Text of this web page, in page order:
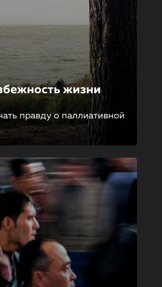
жизни
правду о паллиативной